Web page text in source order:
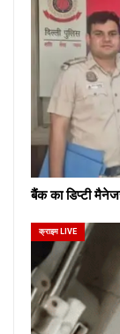
बैंक का डिप्टी
क्राइम LIVE